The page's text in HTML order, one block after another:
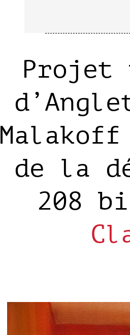
Projet
de la
208